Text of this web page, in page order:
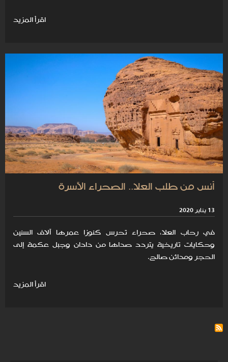
اقرأ المزيد
أنس من طلب العلا.. الصحراء الآسرة
13 يناير 2020
في رحاب العلا، صحراء تحرس كنوزا عمرها آلاف السنين
وحكايات تاريخية يتردد صداها من دادان وجبل عكمة إلى
الحجر ومدائن صالح.
اقرأ المزيد